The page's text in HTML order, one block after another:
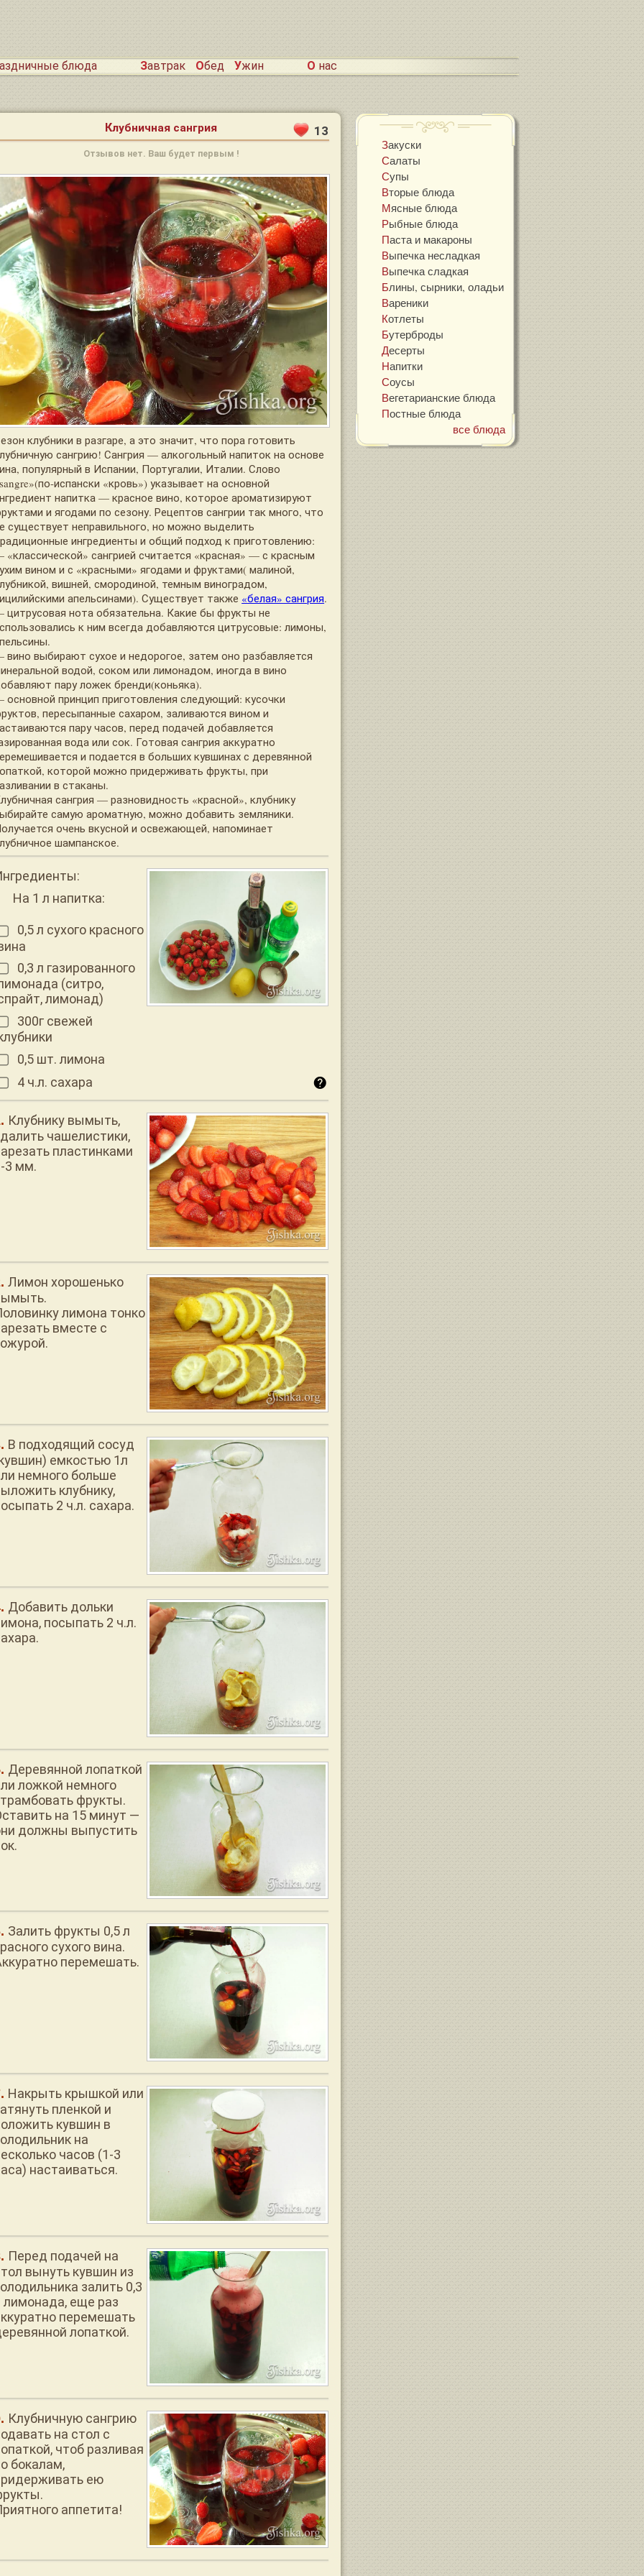
Завтрак Обед Ужин О нас
блюда
Клубничная сангрия 13
Отзывов нет. Ваш будет первым !
клубники в разгаре, а это значит, что пора готовить
сангрию! Сангрия — алкогольный напиток на основе
популярный в Испании, Португалии, Италии. Слово
испански «кровь») указывает на основной
напитка — красное вино, которое ароматизируют
и ягодами по сезону. Рецептов сангрии так много, что
существует неправильного, но можно выделить
ингредиенты и общий подход к приготовлению:
«классической» сангрией считается «красная» — с красным
вином и с «красными» ягодами и фруктами( малиной,
вишней, смородиной, темным виноградом,
апельсинами). Существует также «белая» сангрия.
цитрусовая нота обязательна. Какие бы фрукты не
к ним всегда добавляются цитрусовые: лимоны,
вино выбирают сухое и недорогое, затем оно разбавляется
водой, соком или лимонадом, иногда в вино
пару ложек бренди(коньяка).
основной принцип приготовления следующий: кусочки
пересыпанные сахаром, заливаются вином и
пару часов, перед подачей добавляется
вода или сок. Готовая сангрия аккуратно
и подается в больших кувшинах с деревянной
которой можно придерживать фрукты, при
в стаканы.
сангрия — разновидность «красной», клубнику
самую ароматную, можно добавить земляники.
очень вкусной и освежающей, напоминает
шампанское.
На 1 л напитка:
0,5 л сухого красного
0,3 л газированного
(ситро,
лимонад)
300г свежей
0,5 шт. лимона
4 ч.л. сахара
Клубнику вымыть,
чашелистики,
пластинками
3 мм.
Лимон хорошенько
лимона тонко
вместе с
В подходящий сосуд
емкостью 1л
немного больше
клубнику,
2 ч.л. сахара.
Добавить дольки
посыпать 2 ч.л.
Деревянной лопаткой
ложкой немного
фрукты.
на 15 минут —
должны выпустить
Залить фрукты 0,5 л
сухого вина.
перемешать.
Накрыть крышкой или
пленкой и
кувшин в
на
часов (1-3
настаиваться.
Перед подачей на
вынуть кувшин из
залить 0,3
лимонада, еще раз
перемешать
лопаткой.
Клубничную сангрию
на стол с
чтоб разливая
бокалам,
ею
аппетита!
Закуски
Салаты
Супы
Вторые блюда
Мясные блюда
Рыбные блюда
Паста и макароны
Выпечка несладкая
Выпечка сладкая
Блины, сырники, оладьи
Вареники
Котлеты
Бутерброды
Десерты
Напитки
Соусы
Вегетарианские блюда
Постные блюда
все блюда